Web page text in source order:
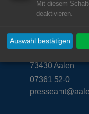
Unsere Anschrift
Rathaus Aalen
Marktplatz 30
73430Aalen
07361 52-0
Mit diesem
deaktivieren.
Auswahl bestätigen